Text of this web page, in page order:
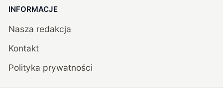
INFORMACJE
Nasza redakcja
Kontakt
Polityka prywatności